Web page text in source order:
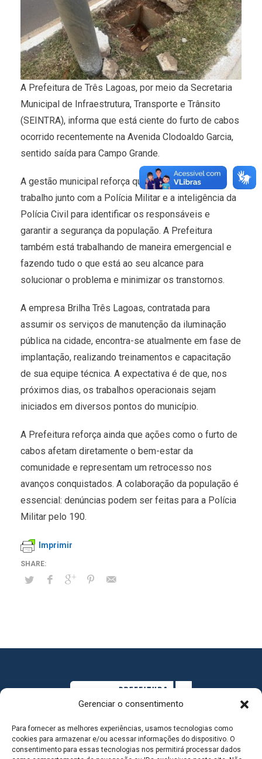
Gerenciar o consentimento
Para fornecer as melhores experiências, usamos tecnologias como
cookies para armazenar e/ou acessar informações do dispositivo. O
consentimento para essas tecnologias nos permitirá processar dados
A Prefeitura de Três Lagoas, por meio da Secretaria
Municipal de Infraestrutura, Transporte e Trânsito
(SEINTRA), informa que está ciente do furto de cabos
ocorrido recentemente na Avenida Clodoaldo Garcia,
sentido saída para Campo Grande.
A gestão municipal reforça que está realizando um
trabalho junto com a Polícia Militar e a inteligência da
Polícia Civil para identificar os responsáveis e
garantir a segurança da população. A Prefeitura
também está trabalhando de maneira emergencial e
fazendo tudo o que está ao seu alcance para
solucionar o problema e minimizar os transtornos.
A empresa Brilha Três Lagoas, contratada para
assumir os serviços de manutenção da iluminação
pública na cidade, encontra-se atualmente em fase de
implantação, realizando treinamentos e capacitação
de sua equipe técnica. A expectativa é de que, nos
próximos dias, os trabalhos operacionais sejam
iniciados em diversos pontos do município.
A Prefeitura reforça ainda que ações como o furto de
cabos afetam diretamente o bem-estar da
comunidade e representam um retrocesso nos
avanços conquistados. A colaboração da população é
essencial: denúncias podem ser feitas para a Polícia
Militar pelo 190.
Imprimir